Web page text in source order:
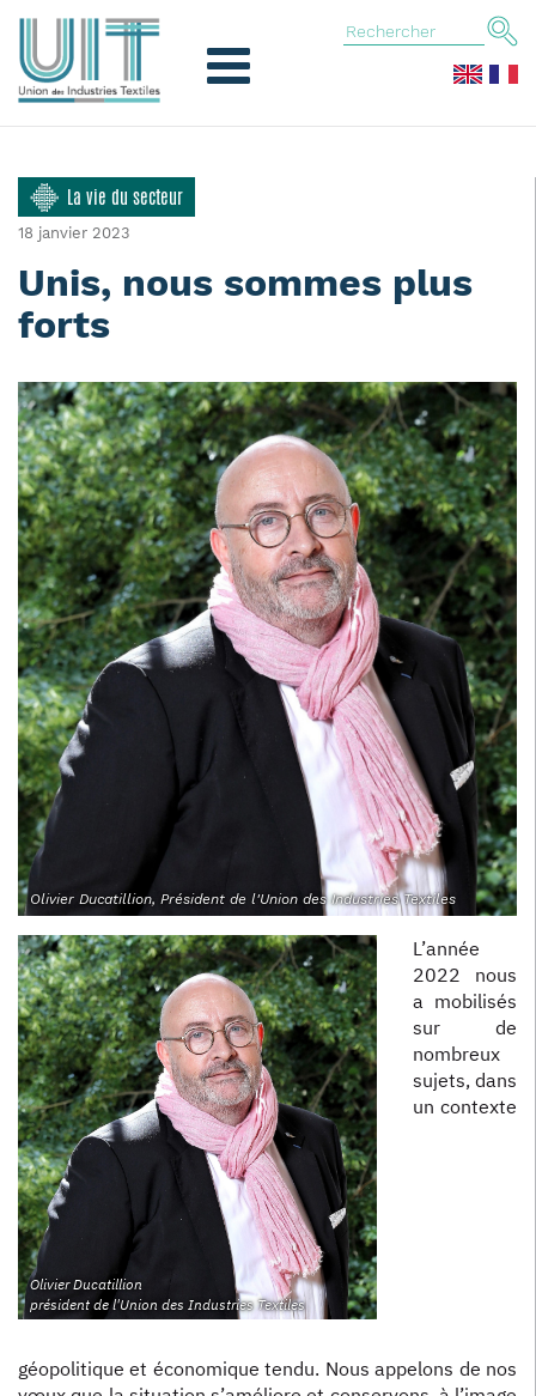
La vie du secteur
18 janvier 2023
Unis, nous sommes plus
forts
Olivier Ducatillion, Président de l'Union des Industries Textiles
Olivier Ducatillion
président de l'Union des Industries Textiles
L’année
2022 nous
a mobilisés
sur de
nombreux
sujets, dans
un contexte
géopolitique et économique tendu. Nous appelons de nos